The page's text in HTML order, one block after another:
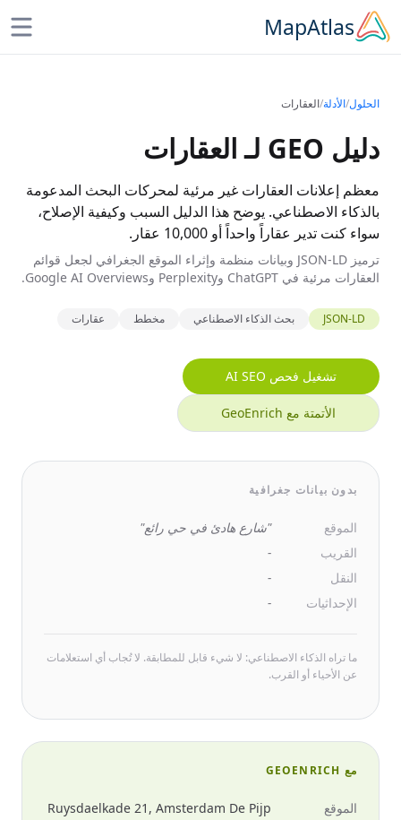
Skip to main content
MapAtlas
الحلول/الأدلة/العقارات
دليل GEO لـ العقارات
معظم إعلانات العقارات غير مرئية لمحركات البحث المدعومة
بالذكاء الاصطناعي. يوضح هذا الدليل السبب وكيفية الإصلاح،
سواء كنت تدير عقاراً واحداً أو 10,000 عقار.
ترميز JSON-LD وبيانات منظمة وإثراء الموقع الجغرافي لجعل قوائم
العقارات مرئية في ChatGPT وPerplexity وGoogle AI Overviews.
JSON-LD بحث الذكاء الاصطناعي مخطط عقارات
تشغيل فحص AI SEO
الأتمتة مع GeoEnrich
بدون بيانات جغرافية
الموقع
"شارع هادئ في حي رائع"
القريب
-
النقل
-
الإحداثيات
-
ما تراه الذكاء الاصطناعي: لا شيء قابل للمطابقة. لا تُجاب أي استعلامات
عن الأحياء أو القرب.
مع GEOENRICH
الموقع
Ruysdaelkade 21, Amsterdam De Pijp